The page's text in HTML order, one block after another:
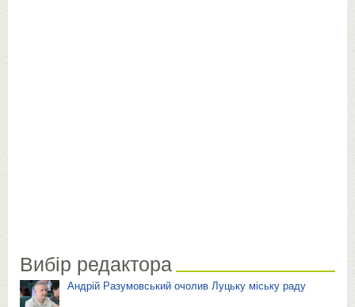
Вибір редактора
Андрій Разумовський очолив Луцьку міську раду